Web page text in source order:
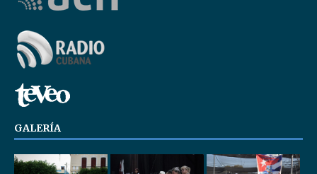
GALERÍA